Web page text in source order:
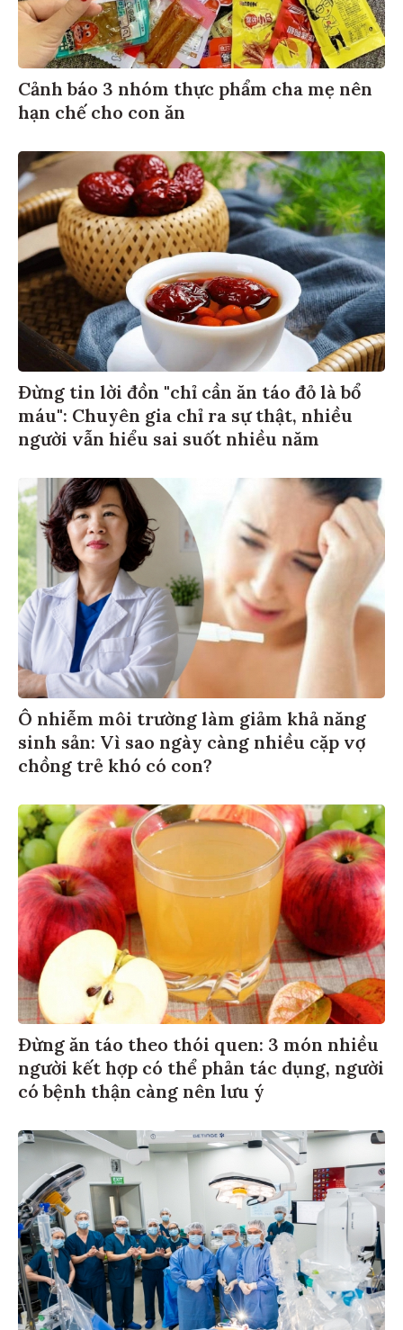
Cảnh báo 3 nhóm thực phẩm cha mẹ nên
hạn chế cho con ăn
Đừng tin lời đồn "chỉ cần ăn táo đỏ là bổ
máu": Chuyên gia chỉ ra sự thật, nhiều
người vẫn hiểu sai suốt nhiều năm
Ô nhiễm môi trường làm giảm khả năng
sinh sản: Vì sao ngày càng nhiều cặp vợ
chồng trẻ khó có con?
Đừng ăn táo theo thói quen: 3 món nhiều
người kết hợp có thể phản tác dụng, người
có bệnh thận càng nên lưu ý